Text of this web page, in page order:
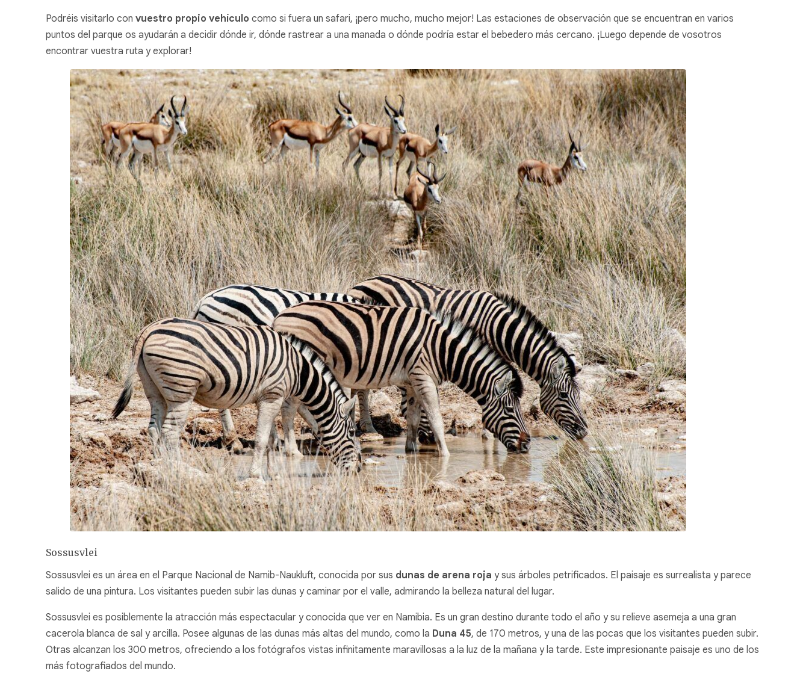
Podréis visitarlo con vuestro propio vehículo como si fuera un safari, ¡pero mucho, mucho mejor! Las estaciones de observación que se encuentran en varios
puntos del parque os ayudarán a decidir dónde ir, dónde rastrear a una manada o dónde podría estar el bebedero más cercano. ¡Luego depende de vosotros
encontrar vuestra ruta y explorar!
Sossusvlei
Sossusvlei es un área en el Parque Nacional de Namib-Naukluft, conocida por sus dunas de arena roja y sus árboles petrificados. El paisaje es surrealista y parece
salido de una pintura. Los visitantes pueden subir las dunas y caminar por el valle, admirando la belleza natural del lugar.
Sossusvlei es posiblemente la atracción más espectacular y conocida que ver en Namibia. Es un gran destino durante todo el año y su relieve asemeja a una gran
cacerola blanca de sal y arcilla. Posee algunas de las dunas más altas del mundo, como la Duna 45, de 170 metros, y una de las pocas que los visitantes pueden subir.
Otras alcanzan los 300 metros, ofreciendo a los fotógrafos vistas infinitamente maravillosas a la luz de la mañana y la tarde. Este impresionante paisaje es uno de los
más fotografiados del mundo.